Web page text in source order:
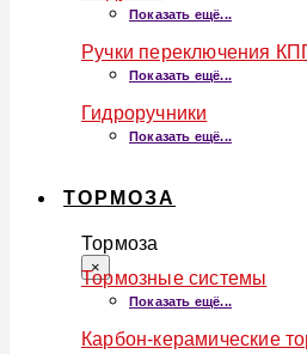
Показать ещё...
Ручки переключения
Показать ещё...
Гидроручники
Показать ещё...
ТОРМОЗА
Тормоза
×
Тормозные системы
Показать ещё...
Карбон-керамические